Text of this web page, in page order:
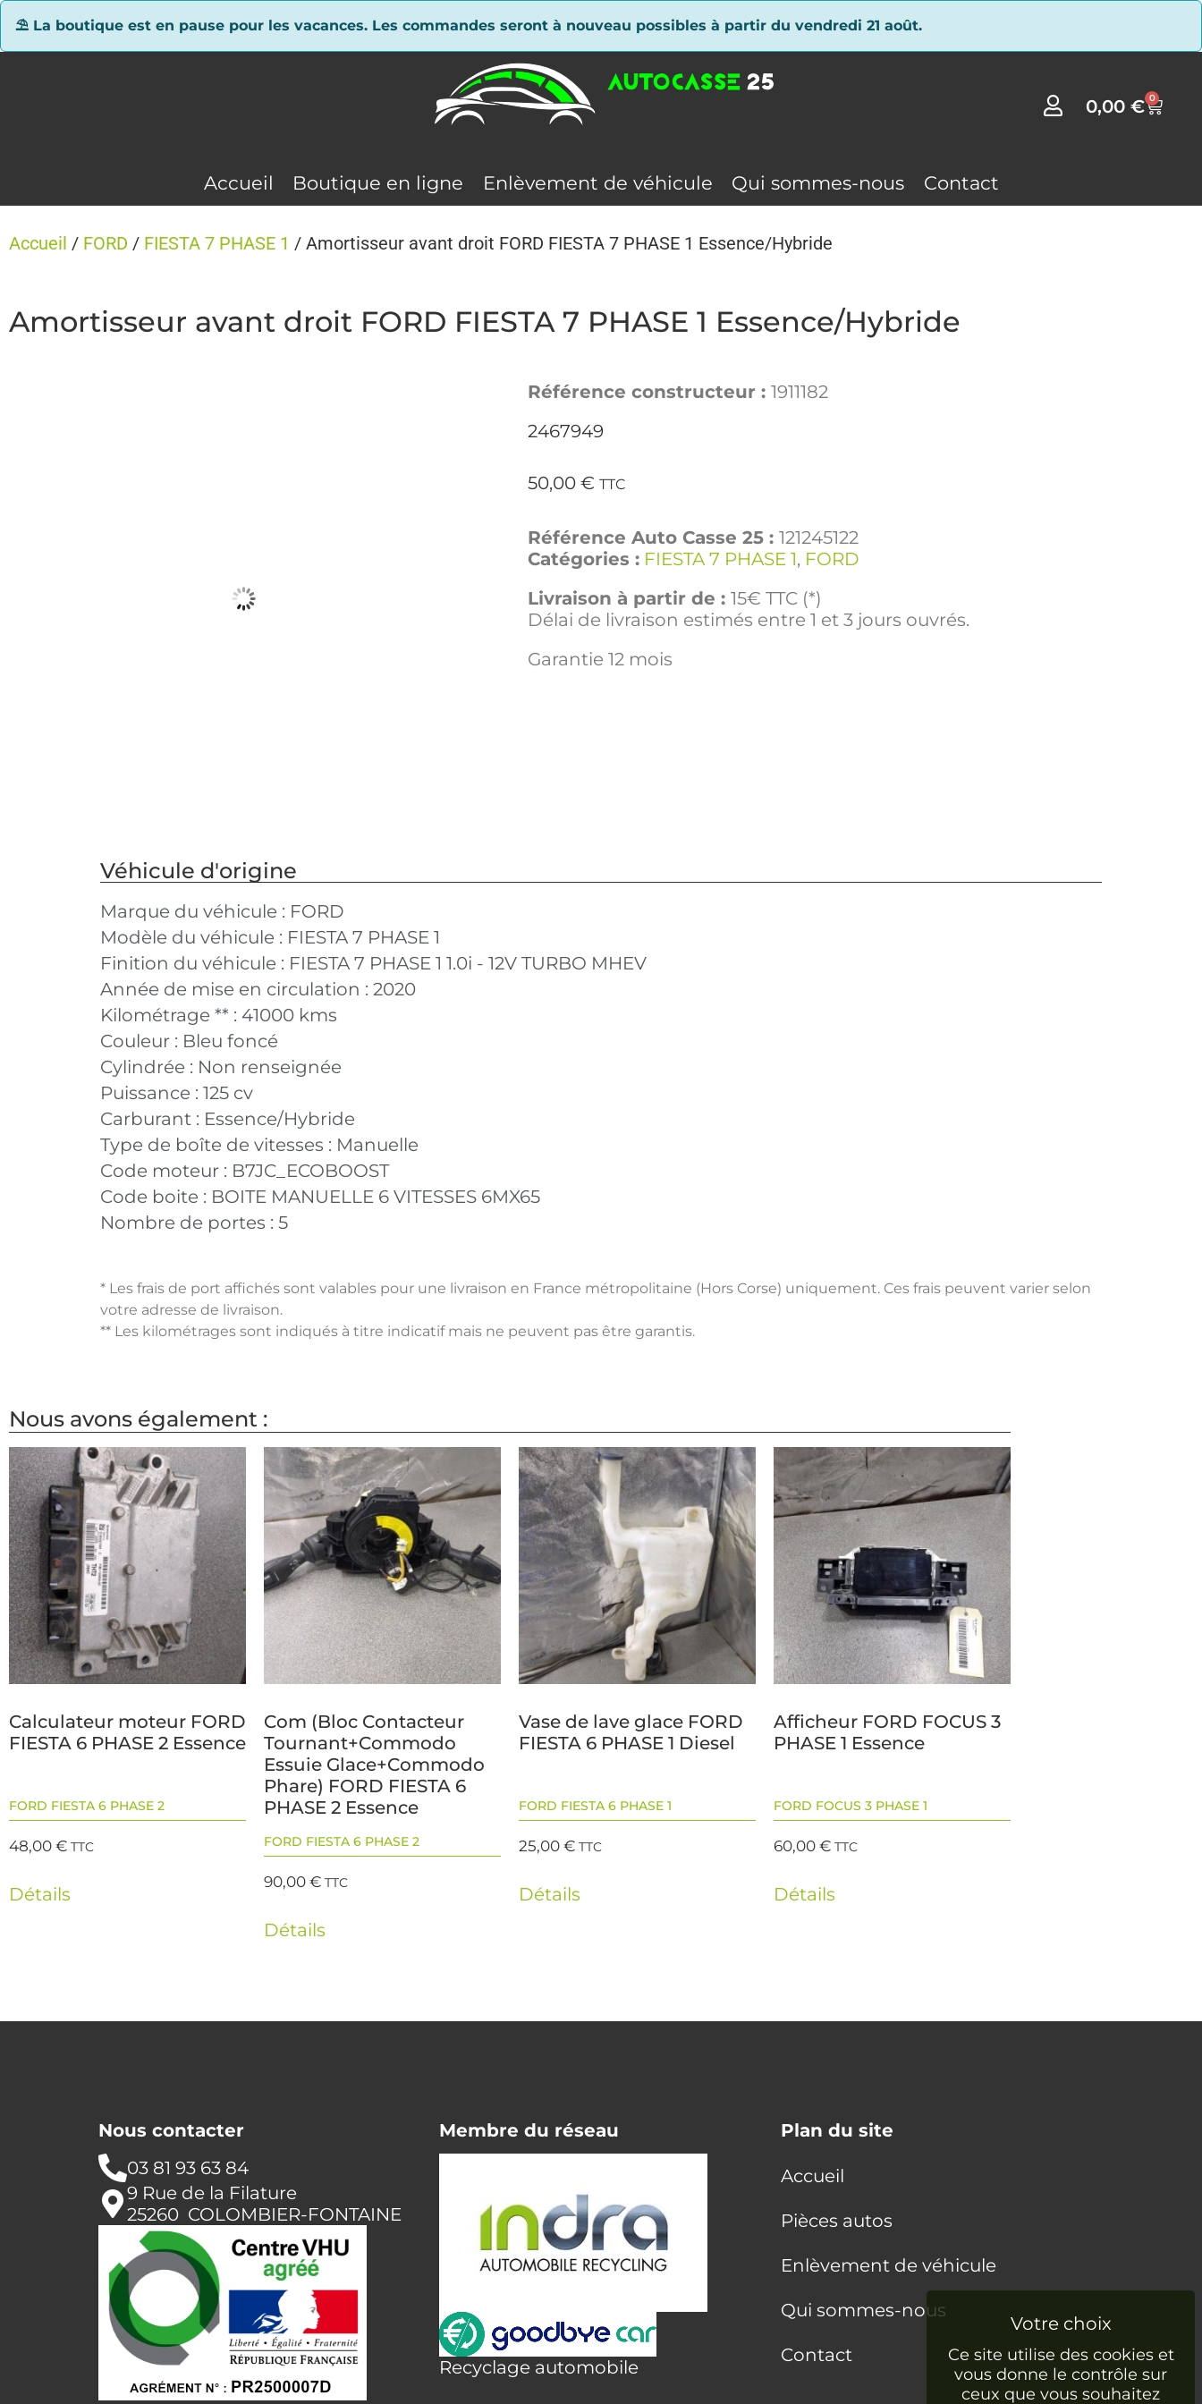
⛱ La boutique est en pause pour les vacances. Les commandes seront à nouveau possibles à partir du vendredi 21 août.
0,00€ 0
Accueil Boutique en ligne Enlèvement de véhicule Qui sommes-nous Contact
Accueil / FORD / FIESTA 7 PHASE 1 / Amortisseur avant droit FORD FIESTA 7 PHASE 1 Essence/Hybride
Amortisseur avant droit FORD FIESTA 7 PHASE 1 Essence/Hybride
Référence constructeur : 1911182
2467949
50,00 € TTC
Référence Auto Casse 25 : 121245122
Catégories : FIESTA 7 PHASE 1, FORD
Livraison à partir de : 15€ TTC (*)
Délai de livraison estimés entre 1 et 3 jours ouvrés.
Garantie 12 mois
Véhicule d'origine
Marque du véhicule : FORD
Modèle du véhicule : FIESTA 7 PHASE 1
Finition du véhicule : FIESTA 7 PHASE 1 1.0i - 12V TURBO MHEV
Année de mise en circulation : 2020
Kilométrage ** : 41000 kms
Couleur : Bleu foncé
Cylindrée : Non renseignée
Puissance : 125 cv
Carburant : Essence/Hybride
Type de boîte de vitesses : Manuelle
Code moteur : B7JC_ECOBOOST
Code boite : BOITE MANUELLE 6 VITESSES 6MX65
Nombre de portes : 5
* Les frais de port affichés sont valables pour une livraison en France métropolitaine (Hors Corse) uniquement. Ces frais peuvent varier selon
votre adresse de livraison.
** Les kilométrages sont indiqués à titre indicatif mais ne peuvent pas être garantis.
Nous avons également :
Calculateur moteur FORD
FIESTA 6 PHASE 2 Essence
FORD FIESTA 6 PHASE 2
48,00€ TTC
Détails
Com (Bloc Contacteur
Tournant+Commodo
Essuie Glace+Commodo
Phare) FORD FIESTA 6
PHASE 2 Essence
FORD FIESTA 6 PHASE 2
90,00€ TTC
Détails
Vase de lave glace FORD
FIESTA 6 PHASE 1 Diesel
FORD FIESTA 6 PHASE 1
25,00€ TTC
Détails
Afficheur FORD FOCUS 3
PHASE 1 Essence
FORD FOCUS 3 PHASE 1
60,00€ TTC
Détails
Nous contacter
03 81 93 63 84
9 Rue de la Filature
25260 COLOMBIER-FONTAINE
Membre du réseau
Recyclage automobile
Plan du site
Accueil
Pièces autos
Enlèvement de véhicule
Qui sommes-nous
Contact
Panneau de gestion des cookies
Ce site utilise des cookies et
vous donne le contrôle sur
ceux que vous souhaitez